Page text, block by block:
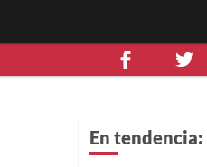
En tendencia: